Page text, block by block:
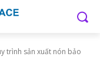
trình sản xuất nón bảo